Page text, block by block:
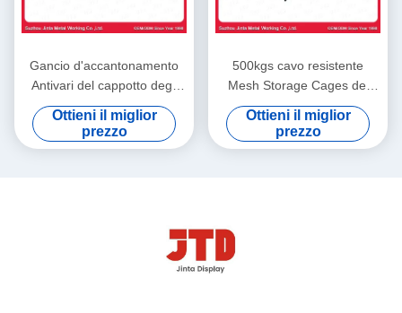
Gancio d'accantonamento
Antivari del cappotto degli
accessori 1000mm del
supermercato bianco
Ottieni il miglior
prezzo
500kgs cavo resistente
Mesh Storage Cages dei
cesti metallici 1200mm
900mm
Ottieni il miglior
prezzo